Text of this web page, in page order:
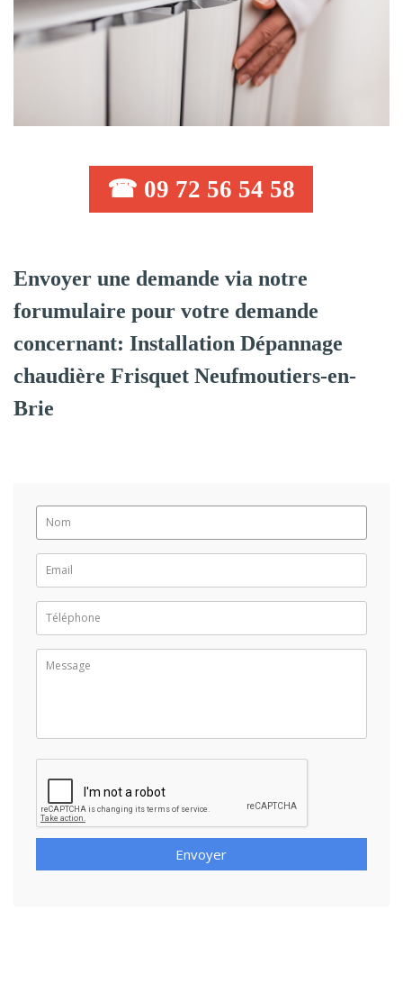
☎ 09 72 56 54 58
Envoyer une demande via notre
forumulaire pour votre demande
concernant: Installation Dépannage
chaudière Frisquet Neufmoutiers-en-
Brie
Envoyer